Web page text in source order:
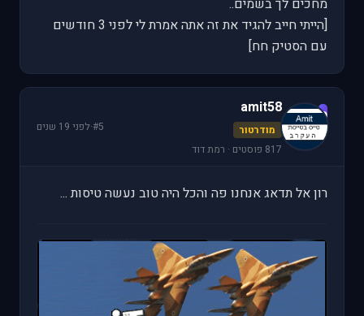
[הייתי חייב להגיד את זה אתה אמרת לי לפני 3 חודשים
עם הסטיק חח]
a
amit58
מודרטור
817 פוסטים · רמת דוד
#5
·לפני 19 שנים
רון אל תדאג אנחנו פה והכל היה טוב נעשה טיסות ...